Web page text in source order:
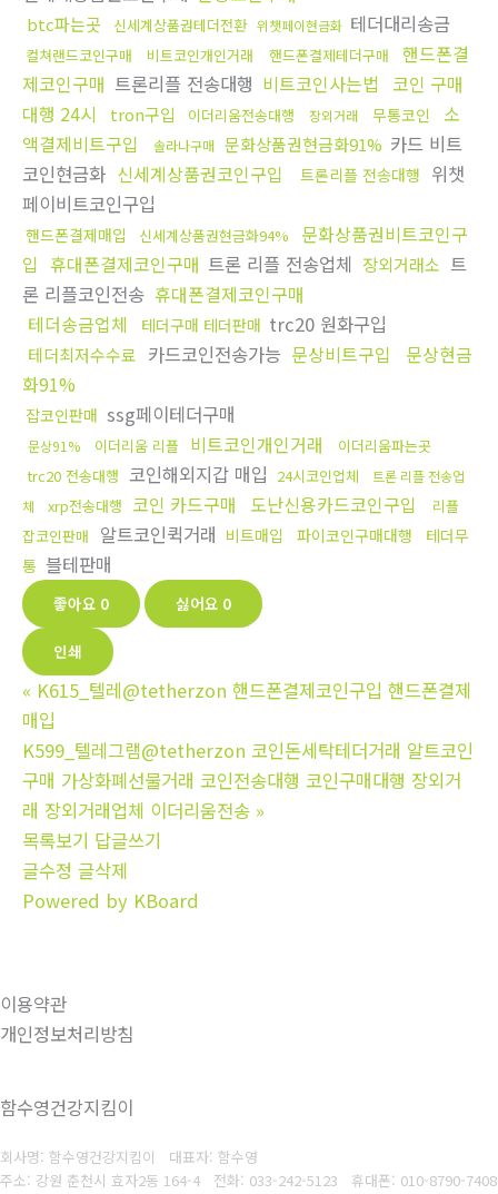
btc파는곳 신세계상품권테더전환 위챗페이현금화 테더대리송금
컬쳐랜드코인구매 비트코인개인거래 핸드폰결제테더구매
핸드폰결
제코인구매 트론리플 전송대행 비트코인사는법 코인 구매
대행 24시
tron구입 이더리움전송대행 장외거래 무통코인
소
액결제비트구입
솔라나구매 문화상품권현금화91% 카드 비트
코인현금화 신세계상품권코인구입 트론리플 전송대행 위챗
페이비트코인구입
핸드폰결제매입 신세계상품권현금화94%
문화상품권비트코인구
입 휴대폰결제코인구매 트론 리플 전송업체 장외거래소 트
론 리플코인전송 휴대폰결제코인구매
테더송금업체
테더구매 테더판매 trc20 원화구입
테더최저수수료 카드코인전송가능 문상비트구입
문상현금
화91%
잡코인판매 ssg페이테더구매
문상91% 이더리움 리플 비트코인개인거래
이더리움파는곳
trc20 전송대행 코인해외지갑 매입 24시코인업체
트론 리플 전송업
체
xrp전송대행 코인 카드구매 도난신용카드코인구입
리플
잡코인판매
알트코인퀵거래 비트매입 파이코인구매대행
테더무
통 블테판매
좋아요 0 싫어요 0
인쇄
« K615_텔레@tetherzon 핸드폰결제코인구입 핸드폰결제
매입
K599_텔레그램@tetherzon 코인돈세탁테더거래 알트코인
구매 가상화폐선물거래 코인전송대행 코인구매대행 장외거
래 장외거래업체 이더리움전송 »
목록보기 답글쓰기
글수정 글삭제
Powered by KBoard
이용약관
개인정보처리방침
함수영건강지킴이
회사명: 함수영건강지킴이 대표자: 함수영
주소: 강원 춘천시 효자2동 164-4 전화: 033-242-5123 휴대폰: 010-8790-7408